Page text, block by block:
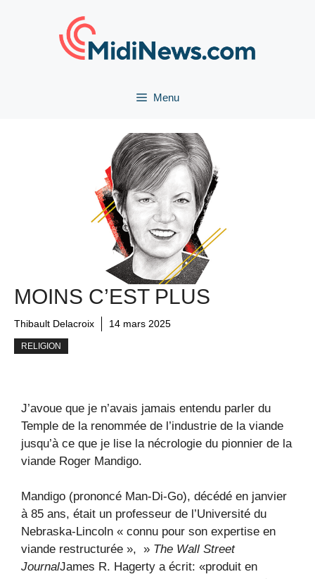
Menu
MOINS C’EST PLUS
Thibault Delacroix 14 mars 2025
RELIGION
J’avoue que je n’avais jamais entendu parler du
Temple de la renommée de l’industrie de la viande
jusqu’à ce que je lise la nécrologie du pionnier de la
viande Roger Mandigo.
Mandigo (prononcé Man-Di-Go), décédé en janvier
à 85 ans, était un professeur de l’Université du
Nebraska-Lincoln « connu pour son expertise en
viande restructurée », » The Wall Street
JournalJames R. Hagerty a écrit: «produit en